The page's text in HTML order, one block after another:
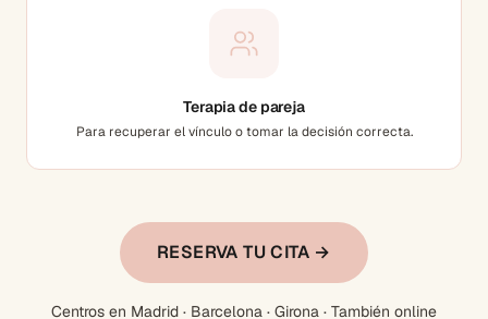
Terapia de pareja
Para recuperar el vínculo o tomar la decisión correcta.
RESERVA TU CITA →
Centros en Madrid · Barcelona · Girona · También online